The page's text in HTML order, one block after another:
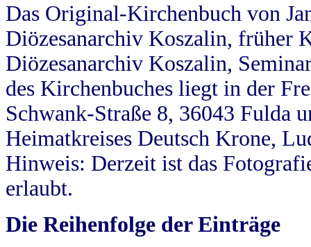
Das Original-Kirchenbuch von
Diözesanarchiv Koszalin, früher
Diözesanarchiv Koszalin,
des Kirchenbuches liegt in der
Schwank-Straße 8, 36043 Fulda
Heimatkreises Deutsch Krone,
Hinweis: Derzeit ist das
erlaubt.
Die Reihenfolge der Einträge